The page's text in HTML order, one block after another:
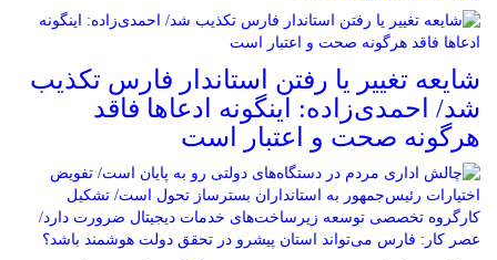
شایعه تغییر یا رفتن استاندار فارس تکذیب
شد/ احمدی‌زاده: اینگونه ادعاها فاقد
هرگونه صحت و اعتبار است